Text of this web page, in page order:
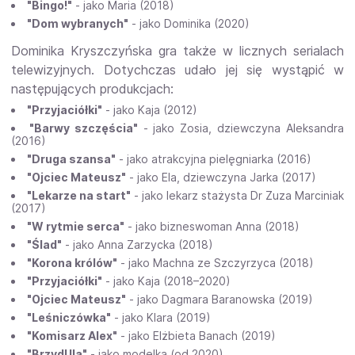
"Bingo!" - jako Maria (2018)
"Dom wybranych" - jako Dominika (2020)
Dominika Kryszczyńska gra także w licznych serialach
telewizyjnych. Dotychczas udało jej się wystąpić w
następujących produkcjach:
"Przyjaciółki" - jako Kaja (2012)
"Barwy szczęścia" - jako Zosia, dziewczyna Aleksandra
(2016)
"Druga szansa" - jako atrakcyjna pielęgniarka (2016)
"Ojciec Mateusz" - jako Ela, dziewczyna Jarka (2017)
"Lekarze na start" - jako lekarz stażysta Dr Zuza Marciniak
(2017)
"W rytmie serca" - jako bizneswoman Anna (2018)
"Ślad" - jako Anna Zarzycka (2018)
"Korona królów" - jako Machna ze Szczyrzyca (2018)
"Przyjaciółki" - jako Kaja (2018–2020)
"Ojciec Mateusz" - jako Dagmara Baranowska (2019)
"Leśniczówka" - jako Klara (2019)
"Komisarz Alex" - jako Elżbieta Banach (2019)